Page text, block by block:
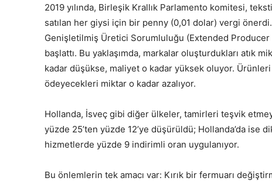
2019 yılında, Birleşik Krallık Parlamento komitesi,
satılan her giysi için bir penny (0,01 dolar) vergi
Genişletilmiş Üretici Sorumluluğu (Extended Producer
başlattı. Bu yaklaşımda, markalar oluşturdukları atık
kadar düşükse, maliyet o kadar yüksek oluyor.
ödeyecekleri miktar o kadar azalıyor.
Hollanda, İsveç gibi diğer ülkeler, tamirleri teşvik
yüzde 25’ten yüzde 12’ye düşürüldü; Hollanda’da
hizmetlerde yüzde 9 indirimli oran uygulanıyor.
Bu önlemlerin tek amacı var: Kırık bir fermuarı